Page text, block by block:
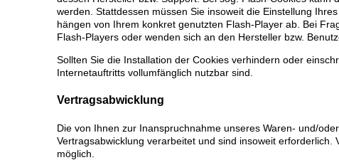
werden. Stattdessen müssen Sie insoweit die Einstellung
hängen von Ihrem konkret genutzten Flash-Player ab. Bei
Flash-Players oder wenden sich an den Hersteller bzw.
Sollten Sie die Installation der Cookies verhindern oder
Internetauftritts vollumfänglich nutzbar sind.
Vertragsabwicklung
Die von Ihnen zur Inanspruchnahme unseres Waren- und/
Vertragsabwicklung verarbeitet und sind insoweit
möglich.